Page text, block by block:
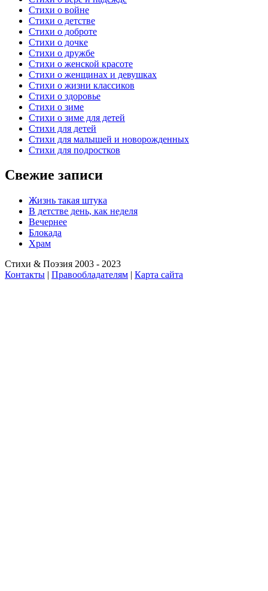
Стихи о войне
Стихи о детстве
Стихи о доброте
Стихи о дочке
Стихи о дружбе
Стихи о женской красоте
Стихи о женщинах и девушках
Стихи о жизни классиков
Стихи о здоровье
Стихи о зиме
Стихи о зиме для детей
Стихи для детей
Стихи для малышей и новорожденных
Стихи для подростков
Свежие записи
Жизнь такая штука
В детстве день, как неделя
Вечернее
Блокада
Храм
Стихи & Поэзия 2003 - 2023
Контакты | Правообладателям | Карта сайта